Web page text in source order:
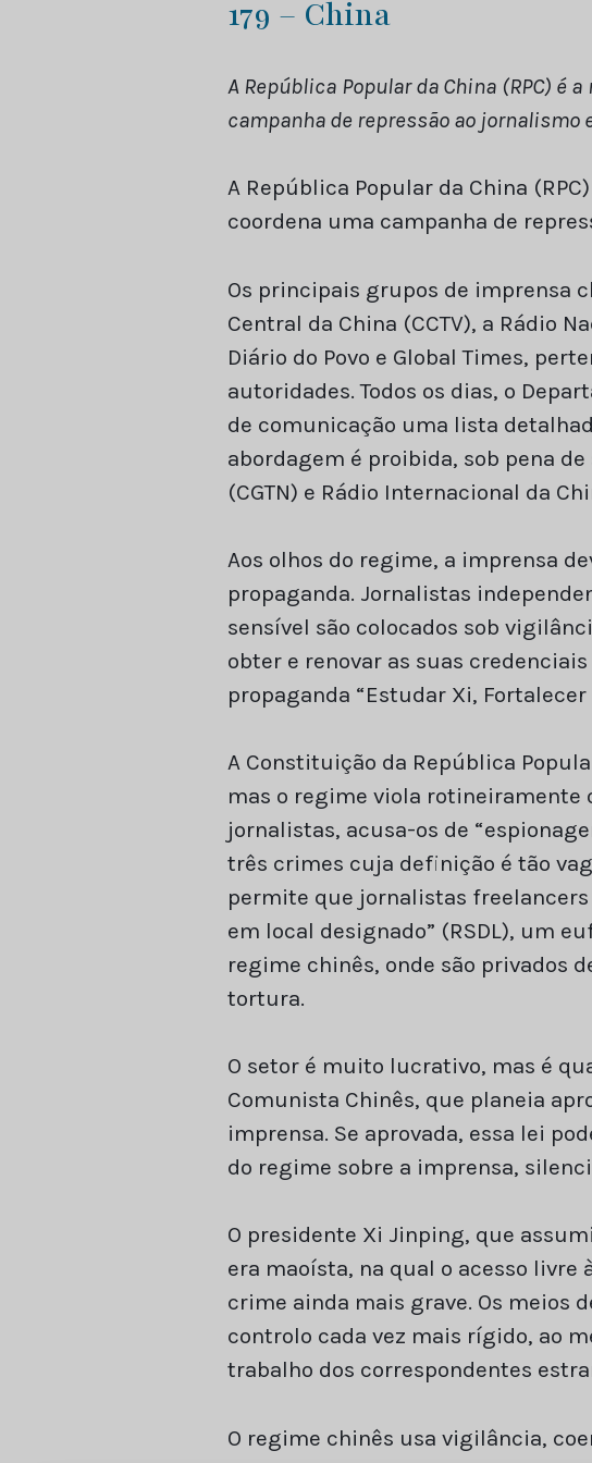
179 – China
A República Popular da China (RPC)
campanha de repressão ao jornalismo
A República Popular da China
coordena uma campanha de
Os principais grupos de imprensa
Central da China (CCTV), a Rádio
Diário do Povo e Global Times,
autoridades. Todos os dias, o
de comunicação uma lista
abordagem é proibida, sob pena
(CGTN) e Rádio Internacional da
Aos olhos do regime, a imprensa
propaganda. Jornalistas
sensível são colocados sob
obter e renovar as suas
propaganda “Estudar Xi,
A Constituição da República
mas o regime viola rotineiramente
jornalistas, acusa-os de
três crimes cuja definição é tão
permite que jornalistas
em local designado” (RSDL), um
regime chinês, onde são privados
tortura.
O setor é muito lucrativo, mas é
Comunista Chinês, que planeia
imprensa. Se aprovada, essa lei
do regime sobre a imprensa,
O presidente Xi Jinping, que
era maoísta, na qual o acesso
crime ainda mais grave. Os meios
controlo cada vez mais rígido, ao
trabalho dos correspondentes
O regime chinês usa vigilância,